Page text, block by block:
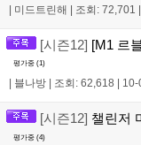
미드트린해 조회: 72,701
[시즌12] [M1 르
평가중 (1)
블나방 조회: 62,618 10-
[시즌12] 챌린저
평가중 (4)